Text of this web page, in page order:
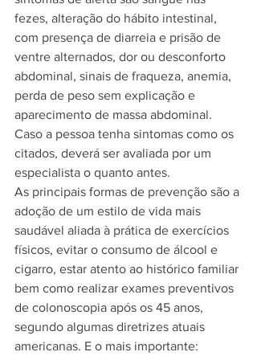
fezes, alteração do hábito intestinal,
com presença de diarreia e prisão de
ventre alternados, dor ou desconforto
abdominal, sinais de fraqueza, anemia,
perda de peso sem explicação e
aparecimento de massa abdominal.
Caso a pessoa tenha sintomas como os
citados, deverá ser avaliada por um
especialista o quanto antes.
As principais formas de prevenção são a
adoção de um estilo de vida mais
saudável aliada à prática de exercícios
físicos, evitar o consumo de álcool e
cigarro, estar atento ao histórico familiar
bem como realizar exames preventivos
de colonoscopia após os 45 anos,
segundo algumas diretrizes atuais
americanas. E o mais importante: